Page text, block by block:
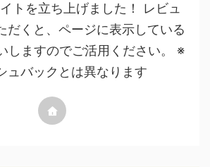
トを立ち上げました！ レビュ
だくと、ページに表示している
しますのでご活用ください。 ※
ュバックとは異なります